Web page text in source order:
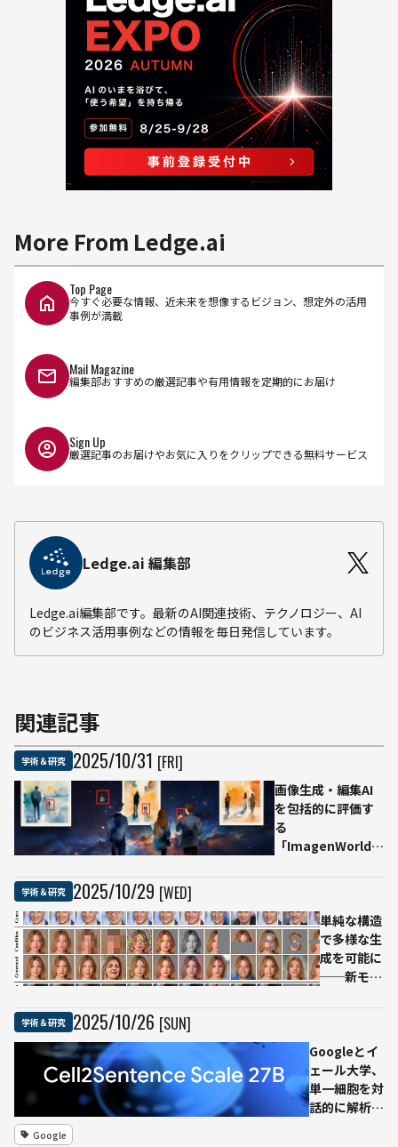
More From Ledge.ai
Top Page
今すぐ必要な情報、近未来を想像するビジョン、想定外の活用
事例が満載
Mail Magazine
編集部おすすめの厳選記事や有用情報を定期的にお届け
Sign Up
厳選記事のお届けやお気に入りをクリップできる無料サービス
Ledge.ai 編集部
Ledge.ai編集部です。最新のAI関連技術、テクノロジー、AI
のビジネス活用事例などの情報を毎日発信しています。
関連記事
学術＆研究 2025/10/31 [FRI]
画像生成・編集AI
を包括的に評価す
る
「ImagenWorld」
化
学術＆研究 2025/10/29 [WED]
単純な構造
で多様な生
成を可能に
──新モデ
に代わるア
プローチと
して注目
学術＆研究 2025/10/26 [SUN]
Googleとイ
ェール大学、
単一細胞を対
話的に解析で
Google